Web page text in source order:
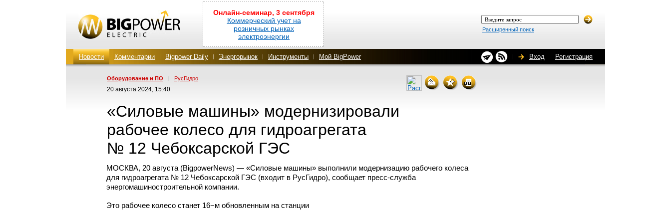
Онлайн-семинар, 3 сентября
Коммерческий учет на
розничных рынках
электроэнергии
Расширенный поиск
Новости Комментарии Bigpower Daily Энергорынок Инструменты Мой BigPower Вход Регистрация
Оборудование и ПО | РусГидро
20 августа 2024, 15:40
«Силовые машины» модернизировали
рабочее колесо для гидроагрегата
№ 12 Чебоксарской ГЭС
МОСКВА, 20 августа (BigpowerNews) — «Силовые машины» выполнили модернизацию рабочего колеса
для гидроагрегата № 12 Чебоксарской ГЭС (входит в РусГидро), сообщает пресс-служба
энергомашиностроительной компании.
Это рабочее колесо станет 16−м обновленным на станции